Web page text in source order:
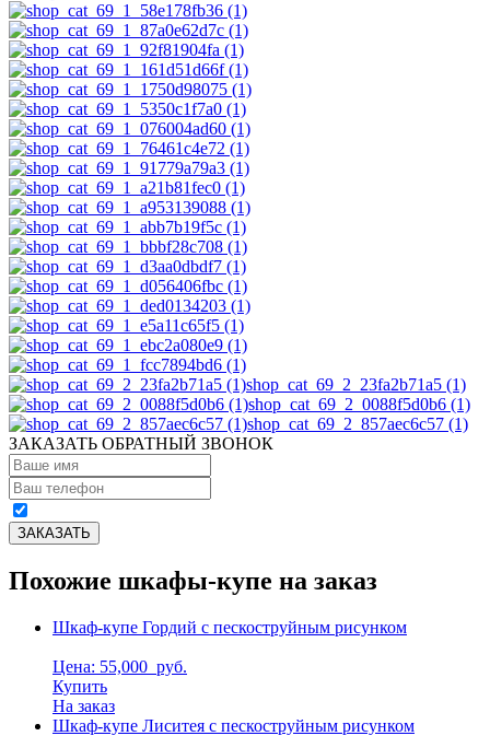
shop_cat_69_2_23fa2b71a5 (1)
shop_cat_69_2_0088f5d0b6 (1)
shop_cat_69_2_857aec6c57 (1)
ЗАКАЗАТЬ ОБРАТНЫЙ ЗВОНОК
Похожие шкафы-купе на заказ
Шкаф-купе Гордий с пескоструйным рисунком
Цена: 55,000 руб.
Купить
На заказ
Шкаф-купе Лиситея с пескоструйным рисунком